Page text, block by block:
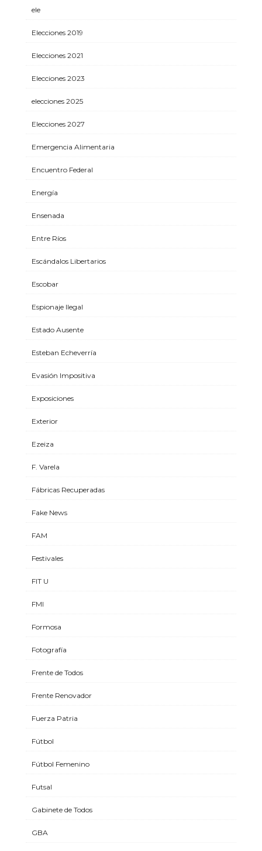
ele
Elecciones 2019
Elecciones 2021
Elecciones 2023
elecciones 2025
Elecciones 2027
Emergencia Alimentaria
Encuentro Federal
Energía
Ensenada
Entre Ríos
Escándalos Libertarios
Escobar
Espionaje Ilegal
Estado Ausente
Esteban Echeverría
Evasión Impositiva
Exposiciones
Exterior
Ezeiza
F. Varela
Fábricas Recuperadas
Fake News
FAM
Festivales
FIT U
FMI
Formosa
Fotografía
Frente de Todos
Frente Renovador
Fuerza Patria
Fútbol
Fútbol Femenino
Futsal
Gabinete de Todos
GBA